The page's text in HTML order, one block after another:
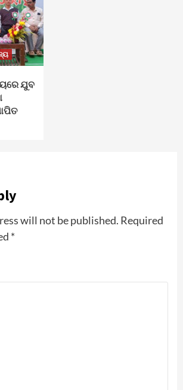
ଯୁବ
will not be published. Required
*